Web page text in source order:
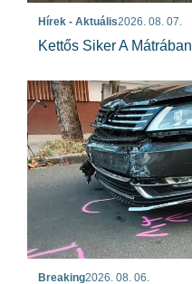
Hírek - Aktuális2026. 08. 07.
Kettős Siker A Mátrában
Breaking2026. 08. 06.